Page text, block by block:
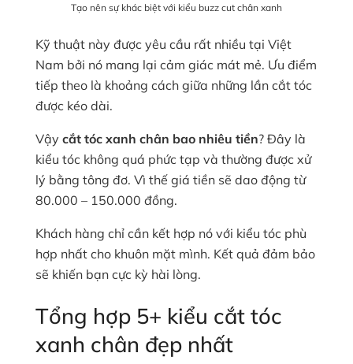
Tạo nên sự khác biệt với kiểu buzz cut chân xanh
Kỹ thuật này được yêu cầu rất nhiều tại Việt
Nam bởi nó mang lại cảm giác mát mẻ. Ưu điểm
tiếp theo là khoảng cách giữa những lần cắt tóc
được kéo dài.
Vậy cắt tóc xanh chân bao nhiêu tiền? Đây là
kiểu tóc không quá phức tạp và thường được xử
lý bằng tông đơ. Vì thế giá tiền sẽ dao động từ
80.000 – 150.000 đồng.
Khách hàng chỉ cần kết hợp nó với kiểu tóc phù
hợp nhất cho khuôn mặt mình. Kết quả đảm bảo
sẽ khiến bạn cực kỳ hài lòng.
Tổng hợp 5+ kiểu cắt tóc
xanh chân đẹp nhất